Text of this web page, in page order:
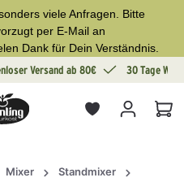
viele Anfragen. Bitte
per E-Mail an
Dank für Dein Verständnis.
Versand ab 80€ 30 Tage
Mixer Standmixer